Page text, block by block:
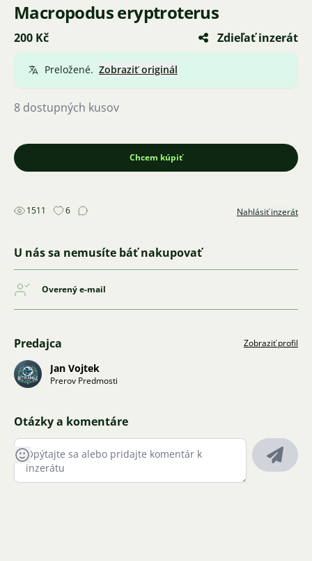
Macropodus eryptroterus
200 Kč Zdieľať inzerát
Preložené. Zobraziť originál
8 dostupných kusov
Chcem kúpiť
1511 6 Nahlásiť inzerát
U nás sa nemusíte báť nakupovať
Overený e-mail
Predajca Zobraziť profil
Jan Vojtek
Prerov Predmosti
Otázky a komentáre